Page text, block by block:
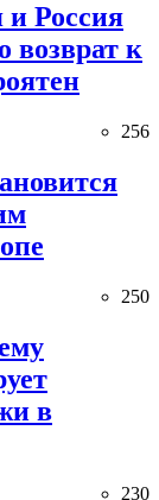
Россия
возврат к
256
250
в
230